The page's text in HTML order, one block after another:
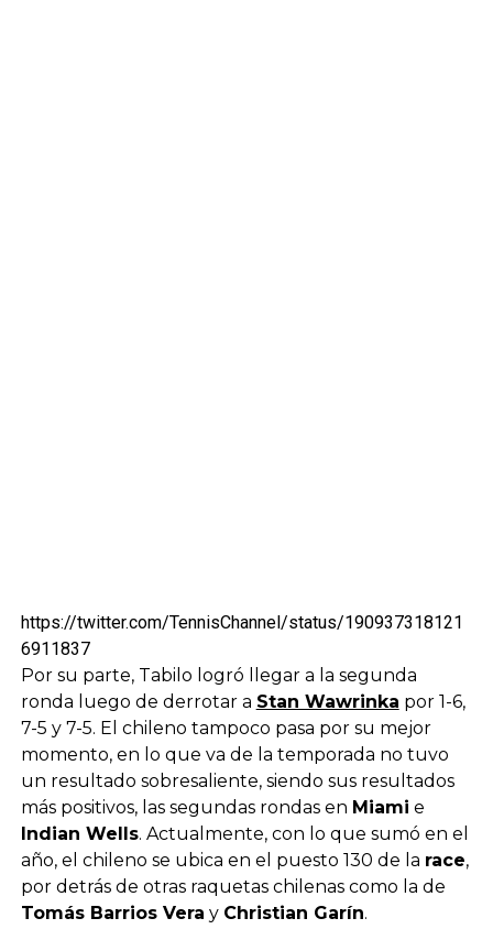
https://twitter.com/TennisChannel/status/190937318121
6911837
Por su parte, Tabilo logró llegar a la segunda
ronda luego de derrotar a Stan Wawrinka por 1-6,
7-5 y 7-5. El chileno tampoco pasa por su mejor
momento, en lo que va de la temporada no tuvo
un resultado sobresaliente, siendo sus resultados
más positivos, las segundas rondas en Miami e
Indian Wells. Actualmente, con lo que sumó en el
año, el chileno se ubica en el puesto 130 de la race,
por detrás de otras raquetas chilenas como la de
Tomás Barrios Vera y Christian Garín.